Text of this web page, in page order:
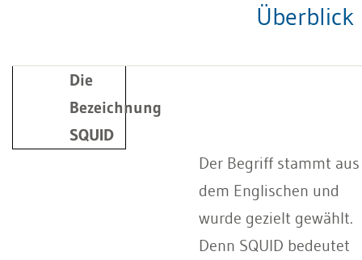
Die
Bezeichnung
SQUID
Der Begriff stammt aus
dem Englischen und
wurde gezielt gewählt.
Denn SQUID bedeutet